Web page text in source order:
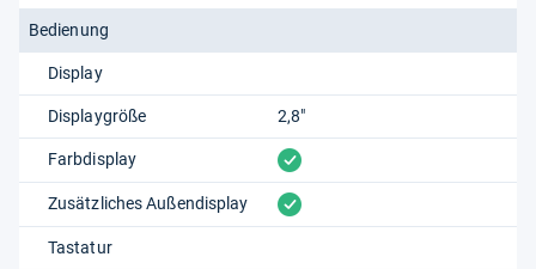
Bedienung
Display
Displaygröße 2,8"
Farbdisplay vorhanden
Zusätzliches Außendisplay vorhanden
Tastatur